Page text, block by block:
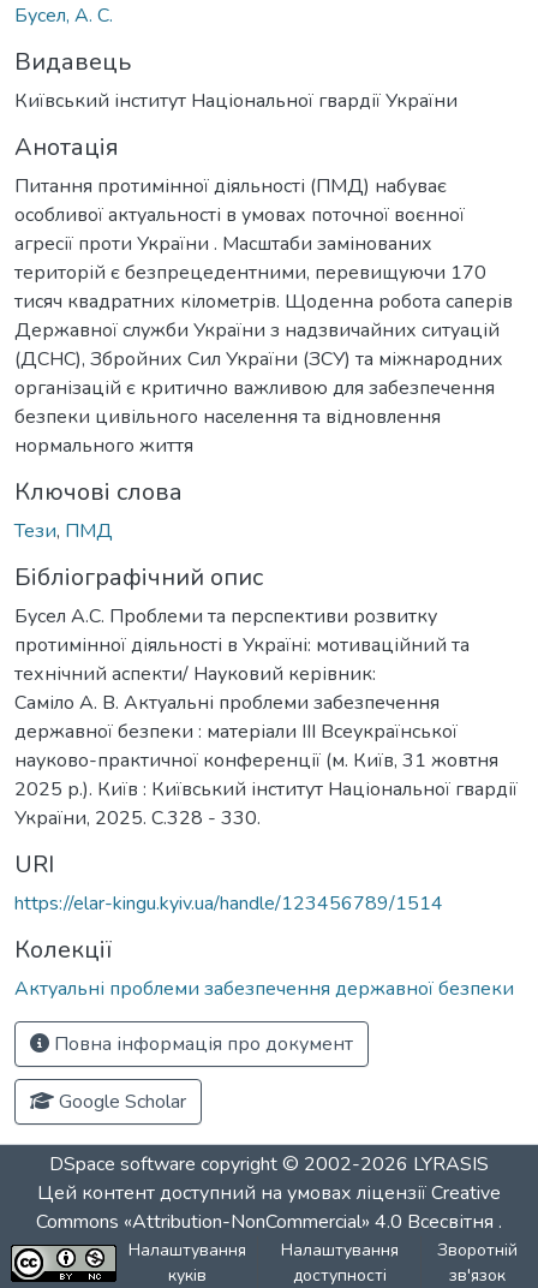
Бусел, А. С.
Видавець
Київський інститут Національної гвардії України
Анотація
Питання протимінної діяльності (ПМД) набуває
особливої актуальності в умовах поточної воєнної
агресії проти України . Масштаби замінованих
територій є безпрецедентними, перевищуючи 170
тисяч квадратних кілометрів. Щоденна робота саперів
Державної служби України з надзвичайних ситуацій
(ДСНС), Збройних Сил України (ЗСУ) та міжнародних
організацій є критично важливою для забезпечення
безпеки цивільного населення та відновлення
нормального життя
Ключові слова
Тези, ПМД
Бібліографічний опис
Бусел А.С. Проблеми та перспективи розвитку
протимінної діяльності в Україні: мотиваційний та
технічний аспекти/ Науковий керівник:
Саміло А. В. Актуальні проблеми забезпечення
державної безпеки : матеріали ІІІ Всеукраїнської
науково-практичної конференції (м. Київ, 31 жовтня
2025 р.). Київ : Київський інститут Національної гвардії
України, 2025. С.328 - 330.
URI
https://elar-kingu.kyiv.ua/handle/123456789/1514
Колекції
Актуальні проблеми забезпечення державної безпеки
Повна інформація про документ
Google Scholar
DSpace software copyright © 2002-2026 LYRASIS
Цей контент доступний на умовах ліцензіїCreative
Commons «Attribution-NonCommercial» 4.0 Всесвітня .
Налаштування
куків
Налаштування
доступності
Зворотній
зв'язок